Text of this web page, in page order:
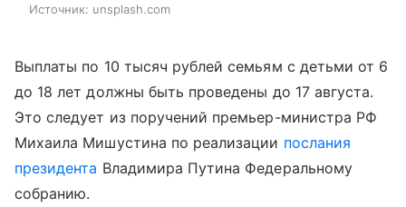
Источник: unsplash.com
Выплаты по 10 тысяч рублей семьям с детьми от 6
до 18 лет должны быть проведены до 17 августа.
Это следует из поручений премьер-министра РФ
Михаила Мишустина по реализации послания
президента Владимира Путина Федеральному
собранию.